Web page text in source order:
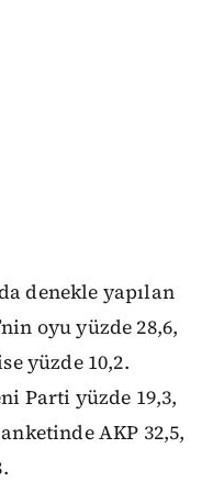
denekle yapılan
oyu yüzde 28,6,
yüzde 10,2.
Parti yüzde 19,3,
AKP 32,5,